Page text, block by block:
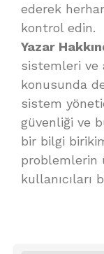
ederek
kontrol edin.
Yazar
sistemleri ve
konusunda
sistem
güvenliği ve
bir bilgi
problemlerin
kullanıcıları